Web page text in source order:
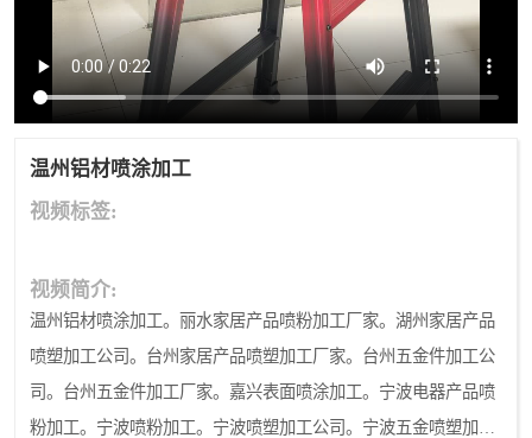
温州铝材喷涂加工
视频标签:
视频简介:
温州铝材喷涂加工。丽水家居产品喷粉加工厂家。湖州家居产品
喷塑加工公司。台州家居产品喷塑加工厂家。台州五金件加工公
司。台州五金件加工厂家。嘉兴表面喷涂加工。宁波电器产品喷
粉加工。宁波喷粉加工。宁波喷塑加工公司。宁波五金喷塑加